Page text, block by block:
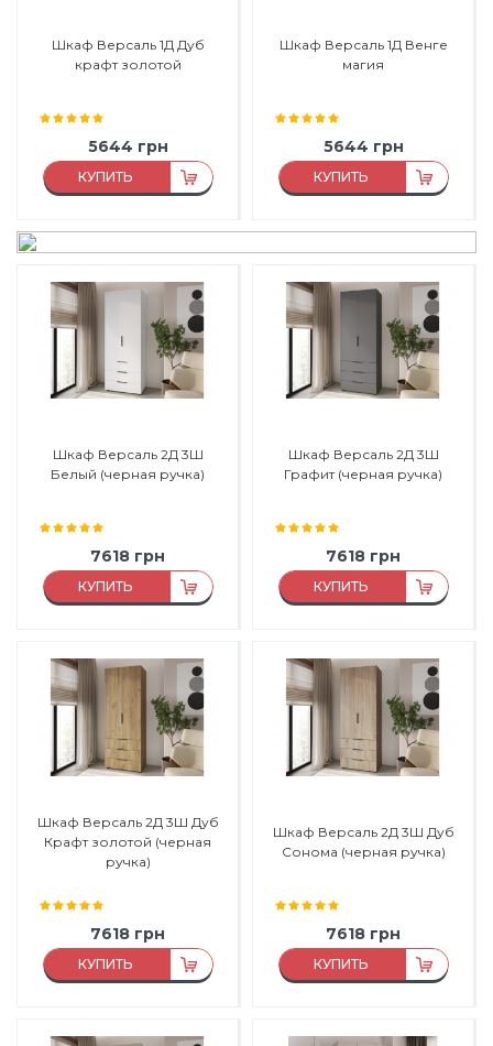
Шкаф Версаль 1Д Дуб
крафт золотой
5644 грн
КУПИТЬ
Материал:
Материал каркаса: ЛДСП
Производитель:
Феникс
Шкаф Версаль 1Д Венге
магия
5644 грн
КУПИТЬ
Материал каркаса: ЛДСП
Производитель: Феникс
Шкаф Версаль 2Д 3Ш
Белый (черная ручка)
7618 грн
КУПИТЬ
Материал каркаса:
ЛДСП
Материал фасада:
Производитель:
Феникс
Мебель
Шкаф Версаль 2Д 3Ш
Графит (черная ручка)
7618 грн
КУПИТЬ
Материал каркаса:
ЛДСП
Материал фасада:
Производитель:
Феникс
Мебель
Шкаф Версаль 2Д 3Ш Дуб
Крафт золотой (черная
ручка)
7618 грн
КУПИТЬ
Шкаф Версаль 2Д 3Ш Дуб
Сонома (черная ручка)
7618 грн
КУПИТЬ